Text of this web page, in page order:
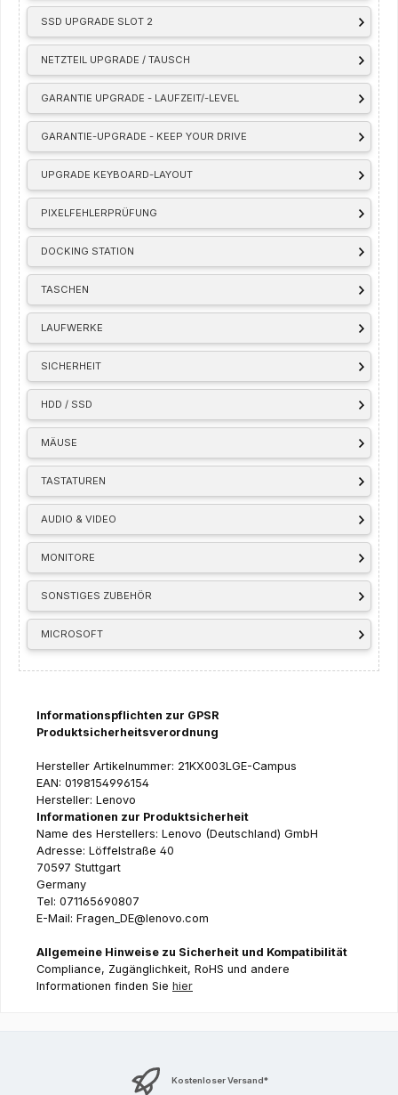
SSD UPGRADE SLOT 2
NETZTEIL UPGRADE / TAUSCH
GARANTIE UPGRADE - LAUFZEIT/-LEVEL
GARANTIE-UPGRADE - KEEP YOUR DRIVE
UPGRADE KEYBOARD-LAYOUT
PIXELFEHLERPRÜFUNG
DOCKING STATION
TASCHEN
LAUFWERKE
SICHERHEIT
HDD / SSD
MÄUSE
TASTATUREN
AUDIO & VIDEO
MONITORE
SONSTIGES ZUBEHÖR
MICROSOFT
Informationspflichten zur GPSR
Produktsicherheitsverordnung
Hersteller Artikelnummer: 21KX003LGE-Campus
EAN: 0198154996154
Hersteller: Lenovo
Informationen zur Produktsicherheit
Name des Herstellers: Lenovo (Deutschland) GmbH
Adresse: Löffelstraße 40
70597 Stuttgart
Germany
Tel: 071165690807
E-Mail: Fragen_DE@lenovo.com
Allgemeine Hinweise zu Sicherheit und Kompatibilität
Compliance, Zugänglichkeit, RoHS und andere
Informationen finden Sie hier
Kostenloser Versand*